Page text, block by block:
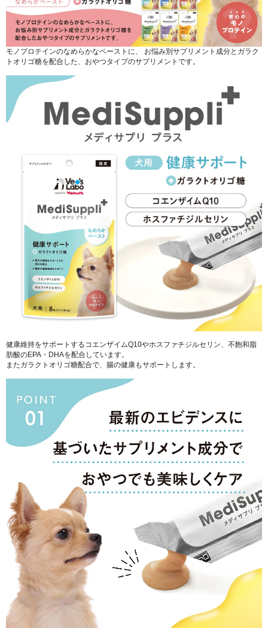
モノプロテインのなめらかなペーストに、 お悩み別サプリメント成分とガラク
トオリゴ糖を配合した、おやつタイプのサプリメントです。
健康維持をサポートするコエンザイムQ10やホスファチジルセリン、不飽和脂
肪酸のEPA・DHAを配合しています。
またガラクトオリゴ糖配合で、腸の健康もサポートします。